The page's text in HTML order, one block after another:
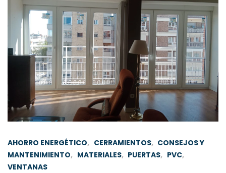
AHORRO ENERGÉTICO, CERRAMIENTOS, CONSEJOS Y
MANTENIMIENTO, MATERIALES, PUERTAS, PVC,
VENTANAS